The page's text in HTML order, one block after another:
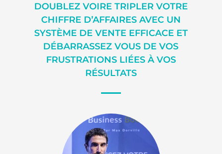
DOUBLEZ VOIRE TRIPLER VOTRE
CHIFFRE D’AFFAIRES AVEC UN
SYSTÈME DE VENTE EFFICACE ET
DÉBARRASSEZ VOUS DE VOS
FRUSTRATIONS LIÉES À VOS
RÉSULTATS